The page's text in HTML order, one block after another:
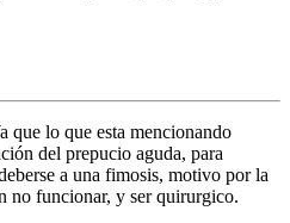
que lo que esta mencionando
del prepucio aguda, para
a una fimosis, motivo por la
no funcionar, y ser quirurgico.